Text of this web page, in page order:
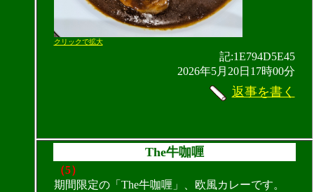
クリックで拡大
記:1E794D5E45
2026年5月20日17時00分
返事を書く
The牛咖喱
（5）
期間限定の「The牛咖喱」、欧風カレーです。